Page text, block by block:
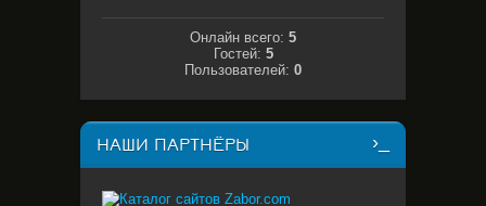
Онлайн всего: 5
Гостей: 5
Пользователей: 0
НАШИ ПАРТНЁРЫ